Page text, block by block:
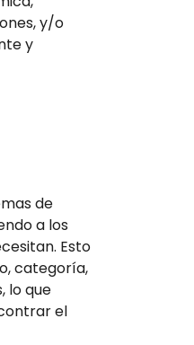
y/o
y
de
a los
Esto
categoría,
lo que
el